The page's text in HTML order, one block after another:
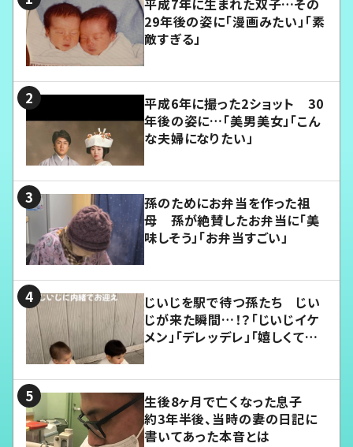
平成7年に生まれた双子…その
29年後の姿に「漫画みたい」「素
敵すぎる」
平成6年に撮った2ショット 30
年後の姿に…「美男美女」「こん
な夫婦になりたい」
孫のためにお弁当を作った祖
母 孫が絶賛したお弁当に「美
味しそう」「お弁当すごい」
じいじを駅で待つ孫たち じい
じが来た瞬間…！？「じいじイケ
メン」「デレッデレ」「嬉しくて可
生後8ヶ月で亡くなった息子
約3年半後、当時の妻の日記に
書いてあった本音とは